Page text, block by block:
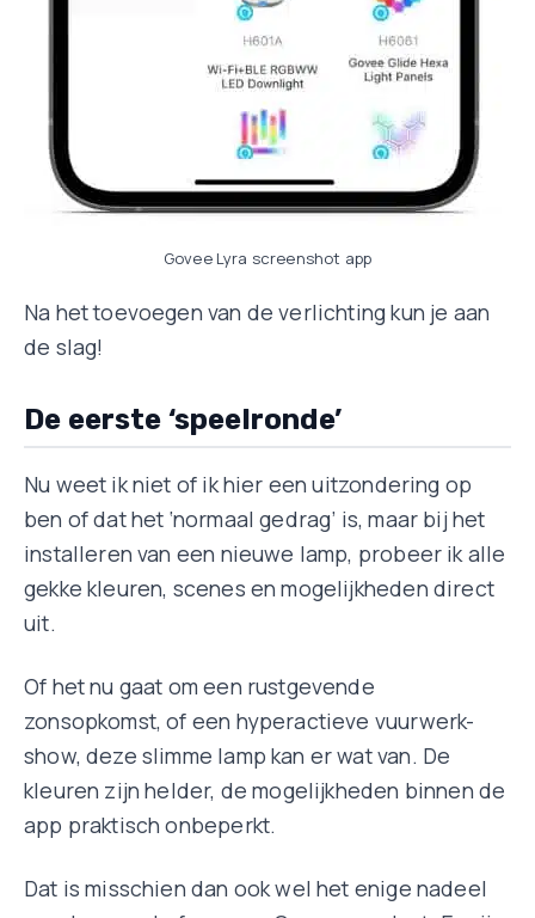
Govee Lyra screenshot app
Na het toevoegen van de verlichting kun je aan
de slag!
De eerste ‘speelronde’
Nu weet ik niet of ik hier een uitzondering op
ben of dat het ‘normaal gedrag’ is, maar bij het
installeren van een nieuwe lamp, probeer ik alle
gekke kleuren, scenes en mogelijkheden direct
uit.
Of het nu gaat om een rustgevende
zonsopkomst, of een hyperactieve vuurwerk-
show, deze slimme lamp kan er wat van. De
kleuren zijn helder, de mogelijkheden binnen de
app praktisch onbeperkt.
Dat is misschien dan ook wel het enige nadeel